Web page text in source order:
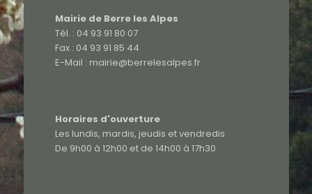
Mairie de Berre les Alpes
Tél. : 04 93 91 80 07
Fax : 04 93 91 85 44
E-Mail : mairie@berrelesalpes.fr
Horaires d'ouverture
Les lundis, mardis, jeudis et vendredis
De 9h00 à 12h00 et de 14h00 à 17h30